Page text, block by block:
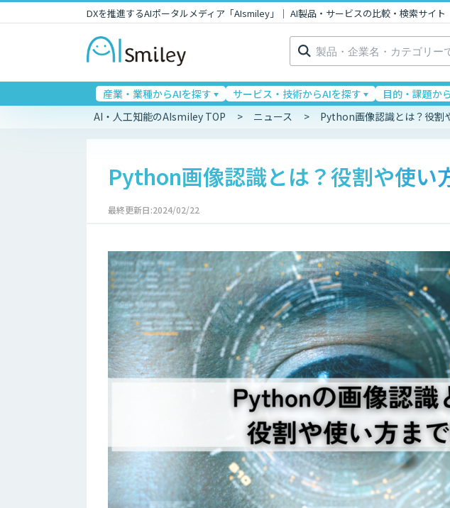
DXを推進するAIポータルメディア「AIsmiley」｜ AI製品・サービスの比較・検索サイト
検
索:
産業・業種からAIを探す サービス・技術からAIを探す 目的・課題か
AI・人工知能のAIsmiley TOP ニュース Python画像認識とは？役割
Python画像認識とは？役割や使い
最終更新日:2024/02/22